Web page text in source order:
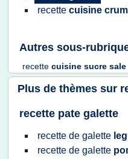
recette cuisine
Autres sous-
recette cuisine sucre sale
Plus de thèmes sur
recette pate galette
recette de galette
recette de galette